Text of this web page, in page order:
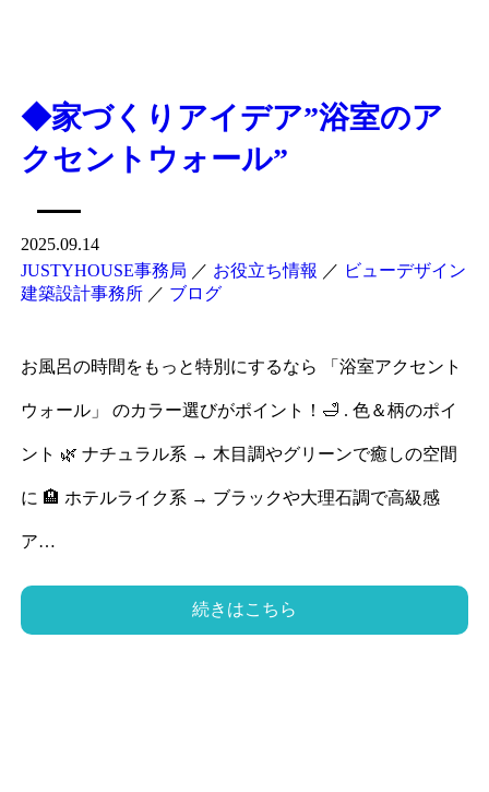
◆家づくりアイデア”浴室のア
クセントウォール”
2025.09.14
JUSTYHOUSE事務局 ／ お役立ち情報 ／ ビューデザイン
建築設計事務所／ ブログ
お風呂の時間をもっと特別にするなら 「浴室アクセント
ウォール」 のカラー選びがポイント！🛁 . 色＆柄のポイ
ント 🌿 ナチュラル系 → 木目調やグリーンで癒しの空間
に 🏨 ホテルライク系 → ブラックや大理石調で高級感
ア…
続きはこちら